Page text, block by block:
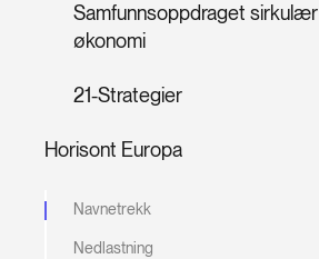
Samfunnsoppdraget sirkulær
økonomi
21-Strategier
Horisont Europa
Navnetrekk
Nedlastning